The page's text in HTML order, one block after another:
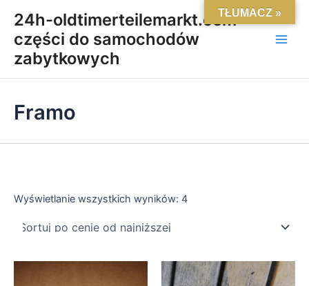
content
24h-oldtimerteilemarkt.com-
części do samochodów
zabytkowych
Main
Framo
Wyświetlanie wszystkich wyników: 4
według
ceny:
od
niskiej
TŁUMACZ »